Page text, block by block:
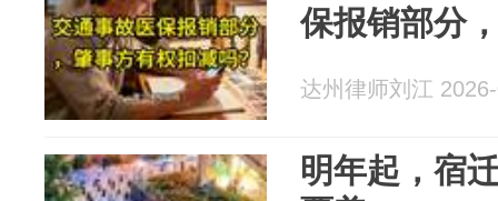
保报销部分
达州律师刘江
明年起，宿